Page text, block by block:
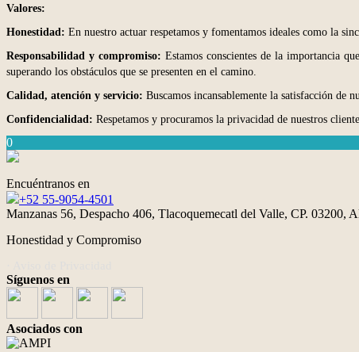
Valores:
Honestidad: En nuestro actuar respetamos y fomentamos ideales como la
Responsabilidad y compromiso: Estamos conscientes de la importancia
superando los obstáculos que se presenten en el camino.
Calidad, atención y servicio: Buscamos incansablemente la satisfacción de
Confidencialidad: Respetamos y procuramos la privacidad de nuestros
0
Encuéntranos en
+52 55-9054-4501
Manzanas 56, Despacho 406, Tlacoquemecatl del Valle, CP. 03200,
Honestidad y Compromiso
Síguenos en
Asociados con